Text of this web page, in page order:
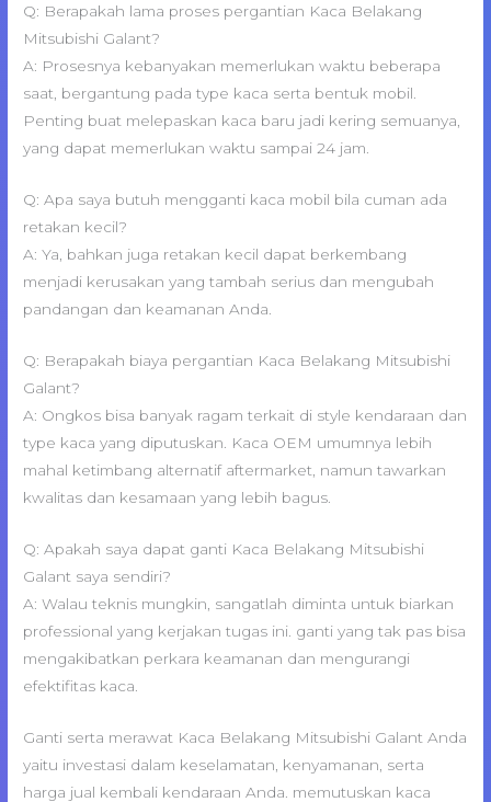
Q: Berapakah lama proses pergantian Kaca Belakang
Mitsubishi Galant?
A: Prosesnya kebanyakan memerlukan waktu beberapa
saat, bergantung pada type kaca serta bentuk mobil.
Penting buat melepaskan kaca baru jadi kering semuanya,
yang dapat memerlukan waktu sampai 24 jam.
Q: Apa saya butuh mengganti kaca mobil bila cuman ada
retakan kecil?
A: Ya, bahkan juga retakan kecil dapat berkembang
menjadi kerusakan yang tambah serius dan mengubah
pandangan dan keamanan Anda.
Q: Berapakah biaya pergantian Kaca Belakang Mitsubishi
Galant?
A: Ongkos bisa banyak ragam terkait di style kendaraan dan
type kaca yang diputuskan. Kaca OEM umumnya lebih
mahal ketimbang alternatif aftermarket, namun tawarkan
kwalitas dan kesamaan yang lebih bagus.
Q: Apakah saya dapat ganti Kaca Belakang Mitsubishi
Galant saya sendiri?
A: Walau teknis mungkin, sangatlah diminta untuk biarkan
professional yang kerjakan tugas ini. ganti yang tak pas bisa
mengakibatkan perkara keamanan dan mengurangi
efektifitas kaca.
Ganti serta merawat Kaca Belakang Mitsubishi Galant Anda
yaitu investasi dalam keselamatan, kenyamanan, serta
harga jual kembali kendaraan Anda. memutuskan kaca